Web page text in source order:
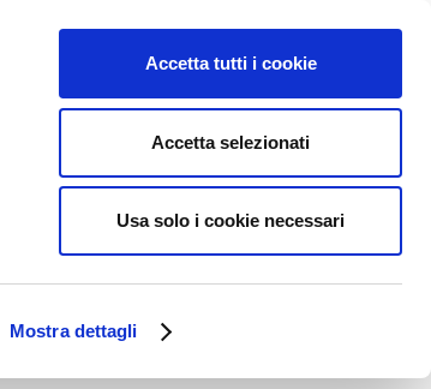
Mostra dettagli
Accetta tutti i cookie
Accetta selezionati
Usa solo i cookie necessari
Articoli recenti